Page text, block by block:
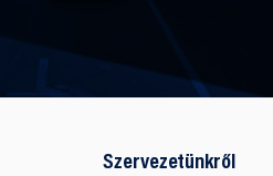
Szervezetünkről